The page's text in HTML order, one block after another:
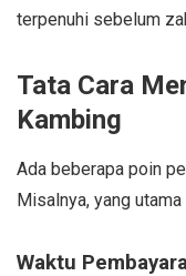
terpenuhi sebelum
Tata Cara
Kambing
Ada beberapa poin
Misalnya, yang
Waktu